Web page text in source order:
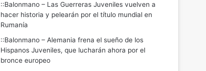
::Balonmano – Las Guerreras Juveniles vuelven a
hacer historia y pelearán por el título mundial en
Rumanía
::Balonmano – Alemania frena el sueño de los
Hispanos Juveniles, que lucharán ahora por el
bronce europeo